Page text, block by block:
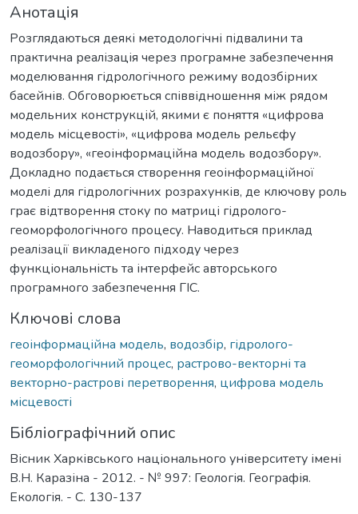
Анотація
Розглядаються деякі методологічні підвалини та
практична реалізація через програмне забезпечення
моделювання гідрологічного режиму водозбірних
басейнів. Обговорюється співвідношення між рядом
модельних конструкцій, якими є поняття «цифрова
модель місцевості», «цифрова модель рельєфу
водозбору», «геоінформаційна модель водозбору».
Докладно подається створення геоінформаційної
моделі для гідрологічних розрахунків, де ключову роль
грає відтворення стоку по матриці гідролого-
геоморфологічного процесу. Наводиться приклад
реалізації викладеного підходу через
функціональність та інтерфейс авторського
програмного забезпечення ГІС.
Ключові слова
геоінформаційна модель, водозбір, гідролого-
геоморфологічний процес, растрово-векторні та
векторно-растрові перетворення, цифрова модель
місцевості
Бібліографічний опис
Вісник Харківського національного університету імені
В.Н. Каразіна - 2012. - № 997: Геологія. Географія.
Екологія. - С. 130-137